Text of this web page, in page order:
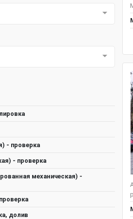
- проверка
- проверка
механическая) -
долив